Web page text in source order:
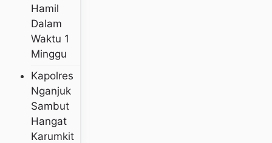
Hamil
Dalam
Waktu 1
Minggu
Kapolres
Nganjuk
Sambut
Hangat
Karumkit